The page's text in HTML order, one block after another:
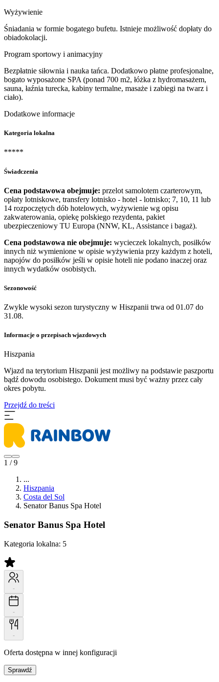
Wyżywienie
Śniadania w formie bogatego bufetu. Istnieje możliwość dopłaty do
obiadokolacji.
Program sportowy i animacyjny
Bezpłatnie siłownia i nauka tańca. Dodatkowo płatne profesjonalne,
bogato wyposażone SPA (ponad 700 m2, łóżka z hydromasażem,
sauna, łaźnia turecka, kabiny termalne, masaże i zabiegi na twarz i
ciało).
Dodatkowe informacje
Kategoria lokalna
*****
Świadczenia
Cena podstawowa obejmuje: przelot samolotem czarterowym,
opłaty lotniskowe, transfery lotnisko - hotel - lotnisko; 7, 10, 11 lub
14 rozpoczętych dób hotelowych, wyżywienie wg opisu
zakwaterowania, opiekę polskiego rezydenta, pakiet
ubezpieczeniowy TU Europa (NNW, KL, Assistance i bagaż).
Cena podstawowa nie obejmuje: wycieczek lokalnych, posiłków
innych niż wymienione w opisie wyżywienia przy każdym z hoteli,
napojów do posiłków jeśli w opisie hoteli nie podano inaczej oraz
innych wydatków osobistych.
Sezonowość
Zwykle wysoki sezon turystyczny w Hiszpanii trwa od 01.07 do
31.08.
Informacje o przepisach wjazdowych
Hiszpania
​Wjazd na terytorium Hiszpanii jest możliwy na podstawie paszportu
bądź dowodu osobistego. Dokument musi być ważny przez cały
okres pobytu.
Przejdź do treści
1 / 9
...
Hiszpania
Costa del Sol
Senator Banus Spa Hotel
Senator Banus Spa Hotel
Kategoria lokalna: 5
-
-
-
Oferta dostępna w innej konfiguracji
Sprawdź